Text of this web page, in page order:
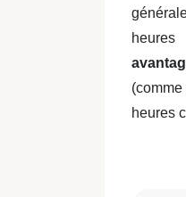
heures